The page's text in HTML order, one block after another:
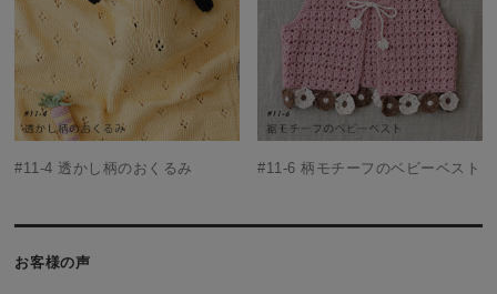
#11-4 透かし柄のおくるみ #11-6 柄モチーフのベビーベスト
お客様の声